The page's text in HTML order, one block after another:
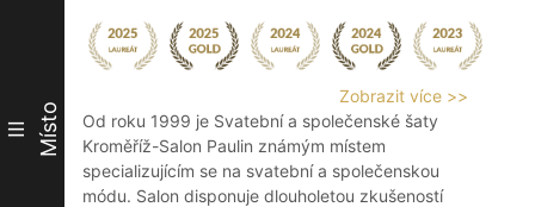
III Místo
Zobrazit více >>
Od roku 1999 je Svatební a společenské šaty
Kroměříž-Salon Paulin známým místem
specializujícím se na svatební a společenskou
módu. Salon disponuje dlouholetou zkušeností